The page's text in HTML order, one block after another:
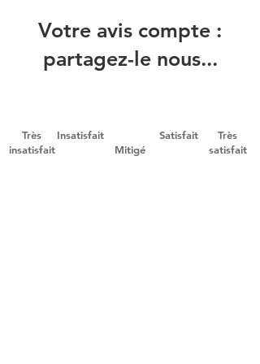
Votre avis compte :
partagez-le nous...
Très
insatisfait
Satisfait
Très
satisfait
Insatisfait
Mitigé